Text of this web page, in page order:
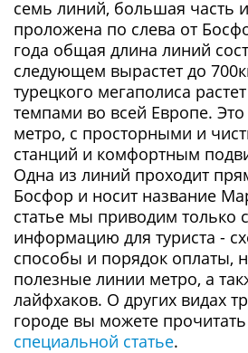
семь линий, большая часть
проложена по слева от
года общая длина линий
следующем вырастет до
турецкого мегаполиса
темпами во всей Европе.
метро, с просторными и
станций и комфортным
Одна из линий проходит
Босфор и носит название
статье мы приводим только
информацию для туриста -
способы и порядок оплаты,
полезные линии метро, а
лайфхаков. О других видах
городе вы можете
специальной статье.